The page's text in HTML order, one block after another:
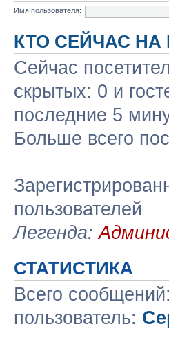
Имя пользователя:
КТО СЕЙЧАС
Сейчас
скрытых: 0 и
последние 5
Больше всего
пользователей
Легенда:
СТАТИСТИКА
Всего сообщений:
пользователь: